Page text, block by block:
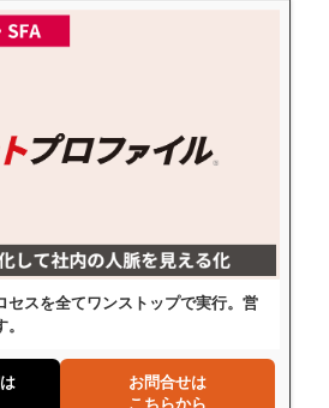
セスを全てワンストップで実行。営
お問合せは
こちらから